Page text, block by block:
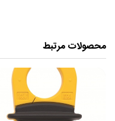
بازیابی مقادیر حداقل و
حد توان دستگاه از زمره
محصولات مرتبط